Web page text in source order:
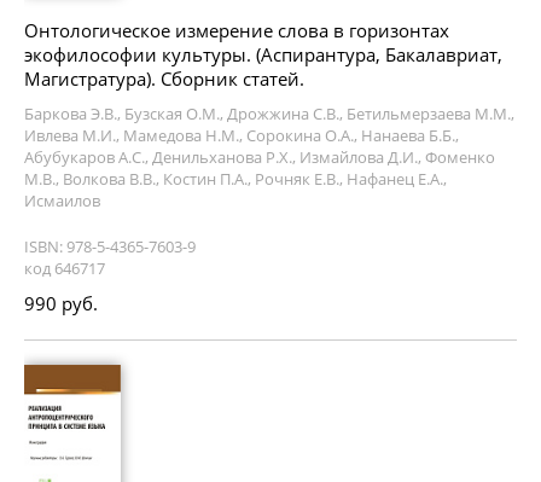
Онтологическое измерение слова в горизонтах
экофилософии культуры. (Аспирантура, Бакалавриат,
Магистратура). Сборник статей.
Баркова Э.В., Бузская О.М., Дрожжина С.В., Бетильмерзаева М.М.,
Ивлева М.И., Мамедова Н.М., Сорокина О.А., Нанаева Б.Б.,
Абубукаров А.С., Денильханова Р.Х., Измайлова Д.И., Фоменко
М.В., Волкова В.В., Костин П.А., Рочняк Е.В., Нафанец Е.А.,
Исмаилов
ISBN: 978-5-4365-7603-9
код 646717
990 руб.